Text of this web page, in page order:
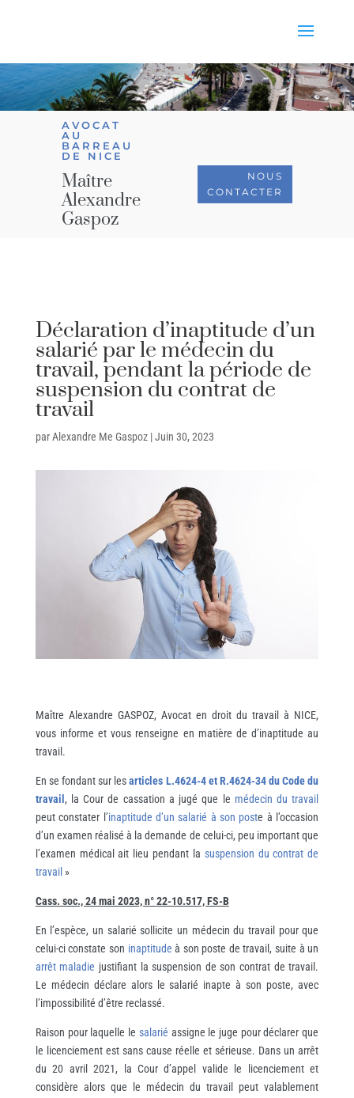
AVOCAT
AU
BARREAU
DE NICE
Maître
Alexandre
Gaspoz
NOUS
CONTACTER
Déclaration d’inaptitude d’un
salarié par le médecin du
travail, pendant la période de
suspension du contrat de
travail
parAlexandre Me Gaspoz|Juin 30, 2023
Maître Alexandre GASPOZ, Avocat en droit du travail à NICE,
vous informe et vous renseigne en matière de d’inaptitude au
travail.
En se fondant sur lesarticles L.4624-4 et R.4624-34 du Code du
travail , la Cour de cassation a jugé que le médecin du travail
peut constater l’inaptitude d’un salarié à son poste à l’occasion
d’un examen réalisé à la demande de celui-ci, peu important que
l’examen médical ait lieu pendant la suspension du contrat de
travail »
Cass. soc., 24 mai 2023, n°22-10.517, FS-B
En l’espèce, un salarié sollicite un médecin du travail pour que
celui-ci constate son inaptitude à son poste de travail, suite à un
arrêt maladie justifiant la suspension de son contrat de travail.
Le médecin déclare alors le salarié inapte à son poste, avec
l’impossibilité d’être reclassé.
Raison pour laquelle le salarié assigne le juge pour déclarer que
le licenciement est sans cause réelle et sérieuse. Dans un arrêt
du 20 avril 2021, la Cour d’appel valide le licenciement et
considère alors que le médecin du travail peut valablement